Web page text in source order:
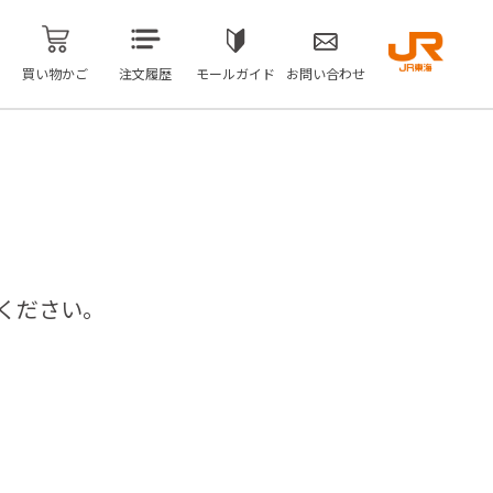
買い物かご 注文履歴 モールガイド お問い合わせ
さい。